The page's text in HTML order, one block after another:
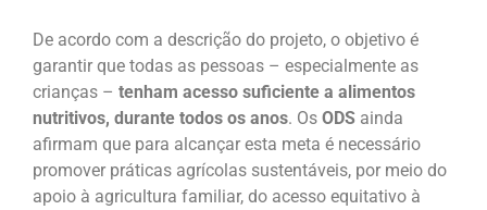
De acordo com a descrição do projeto, o objetivo é
garantir que todas as pessoas – especialmente as
crianças – tenham acesso suficiente a alimentos
nutritivos, durante todos os anos. Os ODS ainda
afirmam que para alcançar esta meta é necessário
promover práticas agrícolas sustentáveis, por meio do
apoio à agricultura familiar, do acesso equitativo à